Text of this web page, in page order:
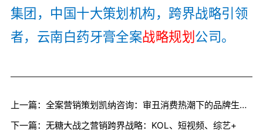
集团，中国十大策划机构，跨界战略引领
者，云南白药牙膏全案战略规划 公司。
上一篇：全案营销策划凯纳咨询：审丑消费热潮下的品牌生存法则
下一篇：无糖大战之营销跨界战略：KOL、短视频、综艺+